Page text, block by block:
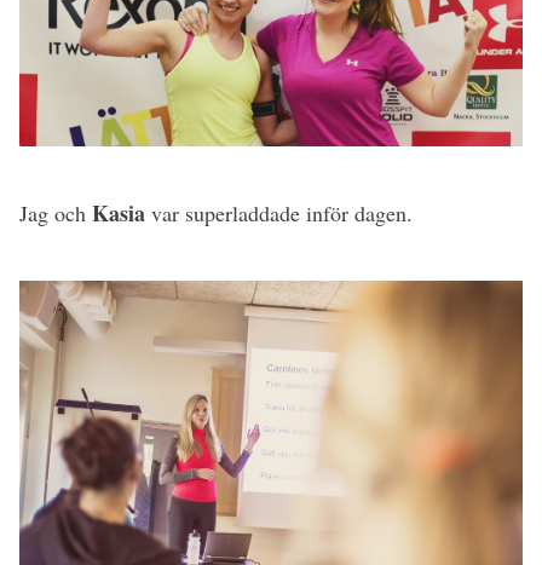
Jag och Kasia var superladdade inför dagen.